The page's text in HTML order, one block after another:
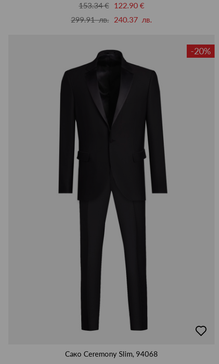
153.34 € 122.90 €
299.91 лв. 240.37 лв.
-20%
в
Сако Ceremony Slim, 94068